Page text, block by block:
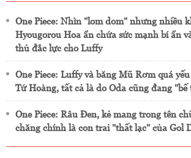
One Piece: Nhìn "lom dom" nhưng nhiều
Hyougorou Hoa ẩn chứa sức mạnh bí ẩn
thủ đắc lực cho Luffy
One Piece: Luffy và băng Mũ Rơm quá
Tứ Hoàng, tất cả là do Oda cũng đang "bế
One Piece: Râu Đen, kẻ mang trong tên
chăng chính là con trai "thất lạc" của Gol